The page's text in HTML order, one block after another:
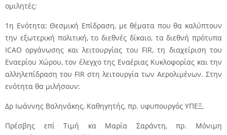
ομιλητές:
1η Ενότητα: Θεσμική Επίδραση, με θέματα που θα καλύπτουν
την εξωτερική πολιτική, το διεθνές δίκαιο, τα διεθνή πρότυπα
ICAO οργάνωσης και λειτουργίας του FIR, τη διαχείριση του
Εναερίου Χώρου, τον έλεγχο της Εναέριας Κυκλοφορίας και την
αλληλεπίδραση του FIR στη λειτουργία των Αερολιμένων. Στην
ενότητα θα μιλήσουν:
Δρ Ιωάννης Βαληνάκης, Καθηγητής, πρ. υφυπουργός ΥΠΕΞ,
Πρέσβης επί Τιμή κα Μαρία Σαράντη, πρ. Μόνιμη